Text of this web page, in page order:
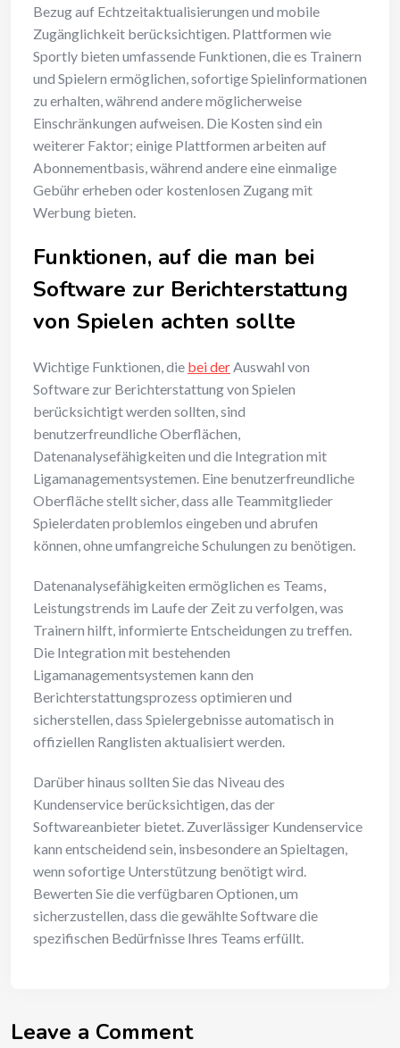
Bezug auf Echtzeitaktualisierungen und mobile
Zugänglichkeit berücksichtigen. Plattformen wie
Sportly bieten umfassende Funktionen, die es Trainern
und Spielern ermöglichen, sofortige Spielinformationen
zu erhalten, während andere möglicherweise
Einschränkungen aufweisen. Die Kosten sind ein
weiterer Faktor; einige Plattformen arbeiten auf
Abonnementbasis, während andere eine einmalige
Gebühr erheben oder kostenlosen Zugang mit
Werbung bieten.
Funktionen, auf die man bei
Software zur Berichterstattung
von Spielen achten sollte
Wichtige Funktionen, die bei derAuswahl von
Software zur Berichterstattung von Spielen
berücksichtigt werden sollten, sind
benutzerfreundliche Oberflächen,
Datenanalysefähigkeiten und die Integration mit
Ligamanagementsystemen. Eine benutzerfreundliche
Oberfläche stellt sicher, dass alle Teammitglieder
Spielerdaten problemlos eingeben und abrufen
können, ohne umfangreiche Schulungen zu benötigen.
Datenanalysefähigkeiten ermöglichen es Teams,
Leistungstrends im Laufe der Zeit zu verfolgen, was
Trainern hilft, informierte Entscheidungen zu treffen.
Die Integration mit bestehenden
Ligamanagementsystemen kann den
Berichterstattungsprozess optimieren und
sicherstellen, dass Spielergebnisse automatisch in
offiziellen Ranglisten aktualisiert werden.
Darüber hinaus sollten Sie das Niveau des
Kundenservice berücksichtigen, das der
Softwareanbieter bietet. Zuverlässiger Kundenservice
kann entscheidend sein, insbesondere an Spieltagen,
wenn sofortige Unterstützung benötigt wird.
Bewerten Sie die verfügbaren Optionen, um
sicherzustellen, dass die gewählte Software die
spezifischen Bedürfnisse Ihres Teams erfüllt.
Leave a Comment